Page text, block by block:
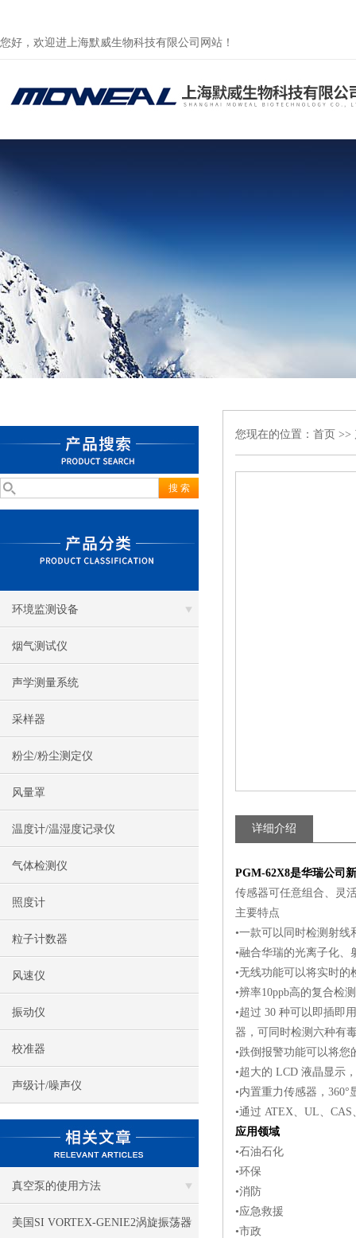
您好，欢迎进上海默威生物科技有限公司网站！
环境监测设备
烟气测试仪
声学测量系统
采样器
粉尘/粉尘测定仪
风量罩
温度计/温湿度记录仪
气体检测仪
照度计
粒子计数器
风速仪
振动仪
校准器
声级计/噪声仪
真空泵的使用方法
美国SI VORTEX-GENIE2涡旋振荡器
您现在的位置： 首页 >>
详细介绍
PGM-62X8是华瑞公司
传感器可任意组合、灵
主要特点
•一款可以同时检测射线
•融合华瑞的光离子化
•无线功能可以将实时的
•辨率10ppb高的复合检
•超过 30 种可以即插即
器，可同时检测六种有
•跌倒报警功能可以将您
•超大的 LCD 液晶显示
•内置重力传感器，360°
•通过 ATEX、UL、
应用领域
•石油石化
•环保
•消防
•应急救援
•市政